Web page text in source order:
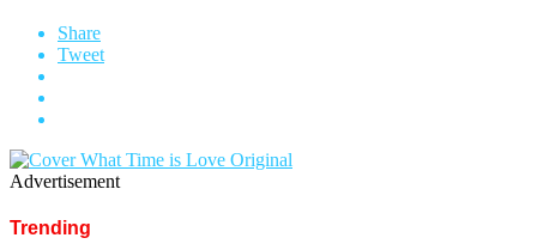
Share
Tweet
Advertisement
Trending